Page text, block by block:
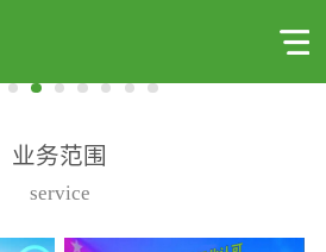
业务范围
service